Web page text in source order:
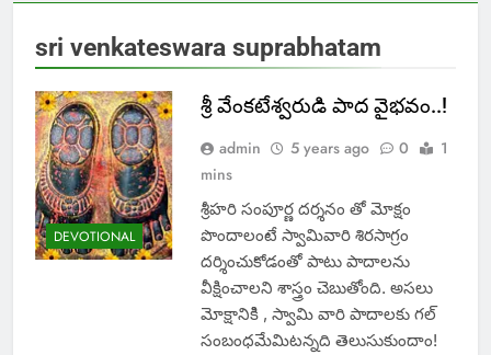
sri venkateswara suprabhatam
DEVOTIONAL
శ్రీ వేంకటేశ్వరుడి పాద వైభవం..!
admin 5 years ago 0
1
mins
శ్రీహరి సంపూర్ణ దర్శనం తో మోక్షం
పొందాలంటే స్వామివారి శిరసాగ్రం
దర్శించుకోడంతో పాటు పాదాలను
వీక్షించాలని శాస్త్రం చెబుతోంది. అసలు
మోక్షానికిి , స్వామి వారి పాదాలకు గల్
సంబంధమేమిటన్నది తెలుసుకుందాం!